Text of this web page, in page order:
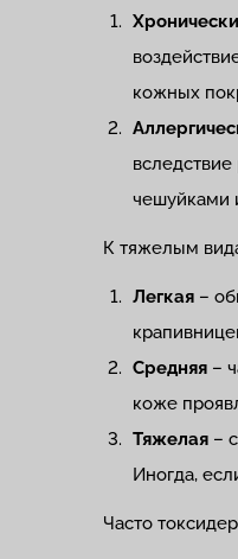
кожных
чешуйками
К тяжелым
Легкая –
Средняя –
коже
Тяжелая –
Иногда,
Часто